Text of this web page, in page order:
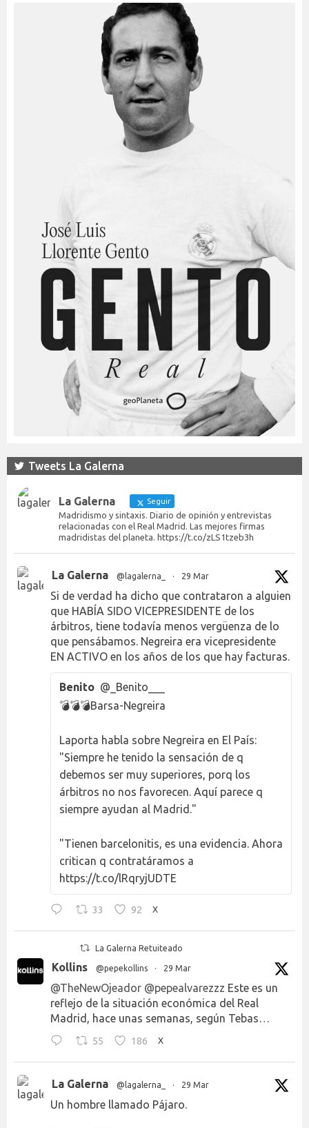
Tweets La Galerna
La Galerna Seguir
Madridismo y sintaxis. Diario de opinión y entrevistas
relacionadas con el Real Madrid. Las mejores firmas
madridistas del planeta. https://t.co/zLS1tzeb3h
La Galerna @lagalerna_ · 29 Mar
Si de verdad ha dicho que contrataron a alguien
que HABÍA SIDO VICEPRESIDENTE de los
árbitros, tiene todavía menos vergüenza de lo
que pensábamos. Negreira era vicepresidente
EN ACTIVO en los años de los que hay facturas.
Benito @_Benito___
💣💣💣Barsa-Negreira
Laporta habla sobre Negreira en El País:
"Siempre he tenido la sensación de q
debemos ser muy superiores, porq los
árbitros no nos favorecen. Aquí parece q
siempre ayudan al Madrid."
"Tienen barcelonitis, es una evidencia. Ahora
critican q contratáramos a
https://t.co/lRqryjUDTE
33 92 X
La Galerna Retuiteado
Kollins @pepekollins · 29 Mar
@TheNewOjeador @pepealvarezzz Este es un
reflejo de la situación económica del Real
Madrid, hace unas semanas, según Tebas…
55 186 X
La Galerna @lagalerna_ · 29 Mar
Un hombre llamado Pájaro.